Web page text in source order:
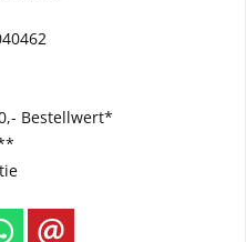
Bestellwert*